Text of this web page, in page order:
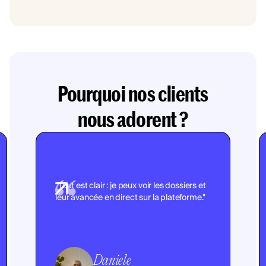
Pourquoi nos clients
nous adorent ?
"Tout est clair : je peux voir les dossiers et
leur avancée en direct sur la plateforme."
Daniele